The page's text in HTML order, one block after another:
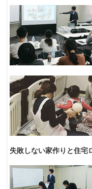
失敗しない家作りと住宅